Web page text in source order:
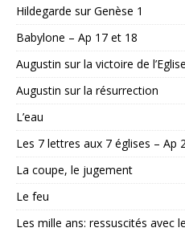
Hildegarde sur Genèse 1
Babylone – Ap 17 et 18
Augustin sur la victoire de
Augustin sur la résurrection
L’eau
Les 7 lettres aux 7 églises – Ap
La coupe, le jugement
Le feu
Les mille ans: ressuscités avec